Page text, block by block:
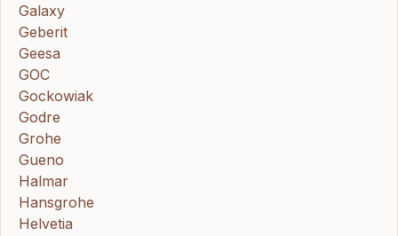
Galaxy
Geberit
Geesa
GOC
Gockowiak
Godre
Grohe
Gueno
Halmar
Hansgrohe
Helvetia